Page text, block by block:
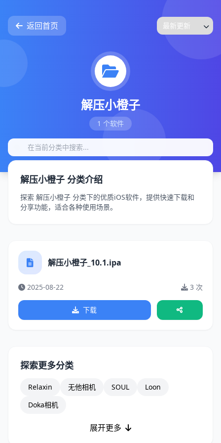
返回首页
解压小橙子
1 个软件
解压小橙子 分类介绍
探索 解压小橙子 分类下的优质iOS软件，提供快速下载和
分享功能，适合各种使用场景。
解压小橙子_10.1.ipa
2025-08-22 3 次
下载
探索更多分类
Relaxin 无他相机 SOUL
Loon
Doka相机
展开更多